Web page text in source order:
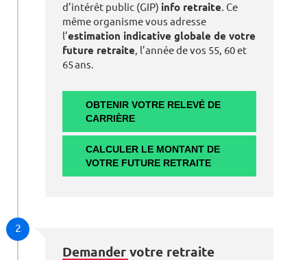
d’intérêt public (GIP) info retraite. Ce
même organisme vous adresse
l’estimation indicative globale de votre
future retraite, l’année de vos 55, 60 et
65 ans.
OBTENIR VOTRE RELEVÉ DE
CARRIÈRE
CALCULER LE MONTANT DE
VOTRE FUTURE RETRAITE
2
Demander votre retraite